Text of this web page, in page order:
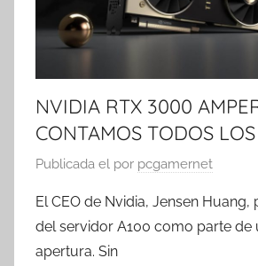
NVIDIA RTX 3000
CONTAMOS TODOS
Publicada el por pcgamernet
El CEO de Nvidia, Jensen Huang,
del servidor A100 como parte de
apertura. Sin